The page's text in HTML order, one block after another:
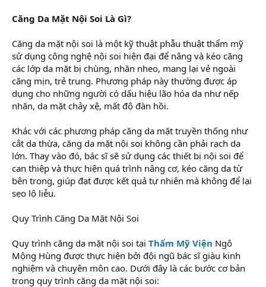
Căng Da Mặt Nội Soi Là Gì?
Căng da mặt nội soi là một kỹ thuật phẫu thuật thẩm mỹ
sử dụng công nghệ nội soi hiện đại để nâng và kéo căng
các lớp da mặt bị chùng, nhăn nheo, mang lại vẻ ngoài
căng mịn, trẻ trung. Phương pháp này thường được áp
dụng cho những người có dấu hiệu lão hóa da như nếp
nhăn, da mặt chảy xệ, mất độ đàn hồi.
Khác với các phương pháp căng da mặt truyền thống như
cắt da thừa, căng da mặt nội soi không cần phải rạch da
lớn. Thay vào đó, bác sĩ sẽ sử dụng các thiết bị nội soi để
can thiệp và thực hiện quá trình nâng cơ, kéo căng da từ
bên trong, giúp đạt được kết quả tự nhiên mà không để lại
sẹo lộ liễu.
Quy Trình Căng Da Mặt Nội Soi
Quy trình căng da mặt nội soi tại Thẩm Mỹ Viện Ngô
Mộng Hùng được thực hiện bởi đội ngũ bác sĩ giàu kinh
nghiệm và chuyên môn cao. Dưới đây là các bước cơ bản
trong quy trình căng da mặt nội soi: